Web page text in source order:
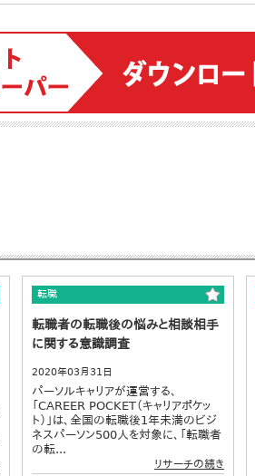
転職
転職者の転職後の悩みと相談相手
に関する意識調査
2020年03月31日
パーソルキャリアが運営する、
「CAREER POCKET（キャリアポケッ
ト）」は、全国の転職後1年未満のビジ
ネスパーソン500人を対象に、「転職者
の転...
リサーチの続き